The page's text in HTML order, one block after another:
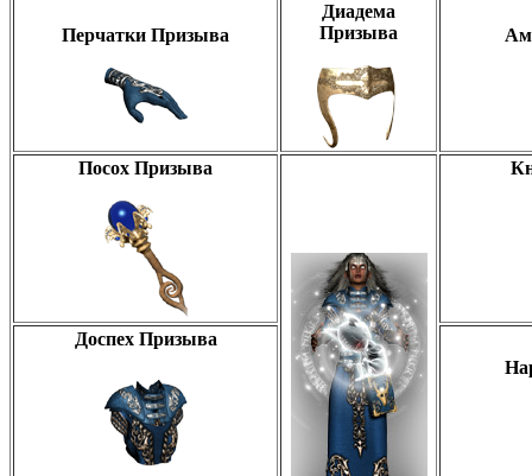
Перчатки Призыва
Диадема
Призыва
Посох Призыва
Доспех Призыва